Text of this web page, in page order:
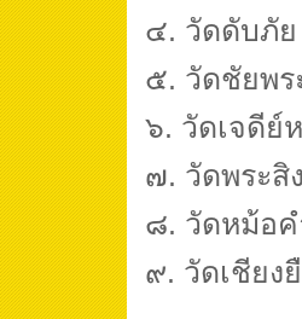
๔. วัดดับภัย
๕. วัดชัยพร
๖. วัดเจดีย์
๗. วัดพระสิ
๘. วัดหม้อค
๙. วัดเชียง